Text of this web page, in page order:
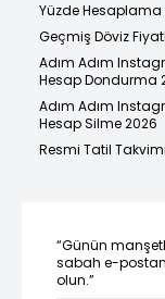
Yüzde Hesaplama
Geçmiş Döviz
Adım Adım
Hesap Dondurma
Adım Adım
Hesap Silme 2026
Resmi Tatil
“Günün
sabah e-
olun.”